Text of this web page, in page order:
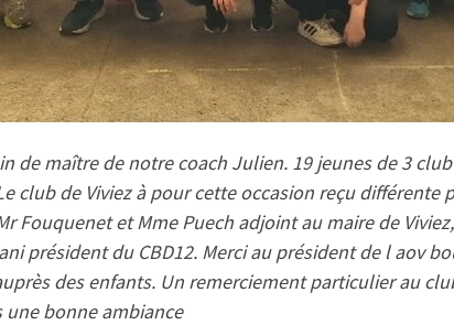
de maître de notre coach Julien. 19 jeunes de 3
club de Viviez à pour cette occasion reçu
Fouquenet et Mme Puech adjoint au maire de
président du CBD12. Merci au président de l aov
des enfants. Un remerciement particulier au
une bonne ambiance